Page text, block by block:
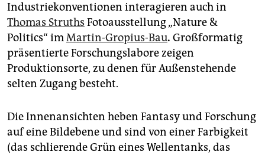
Industriekonventionen interagieren auch in
Thomas Struths Fotoausstellung „Nature &
Politics“ imMartin-Gropius-Bau. Großformatig
präsentierte Forschungslabore zeigen
Produktionsorte, zu denen für Außenstehende
selten Zugang besteht.
Die Innenansichten heben Fantasy und Forschung
auf eine Bildebene und sind von einer Farbigkeit
(das schlierende Grün eines Wellentanks, das